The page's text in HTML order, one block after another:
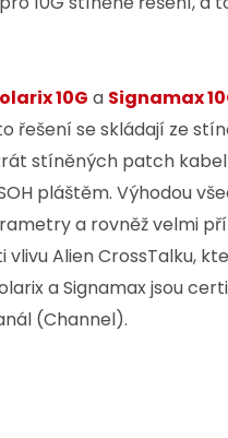
10G a Signamax
řešení se skládají ze
stíněných patch
pláštěm. Výhodou
a rovněž velmi
Alien CrossTalku,
a Signamax jsou
(Channel).